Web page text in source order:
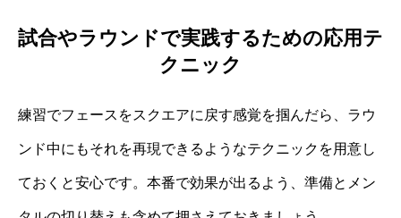
試合やラウンドで実践するための応用テ
クニック
練習でフェースをスクエアに戻す感覚を掴んだら、ラウ
ンド中にもそれを再現できるようなテクニックを用意し
ておくと安心です。本番で効果が出るよう、準備とメン